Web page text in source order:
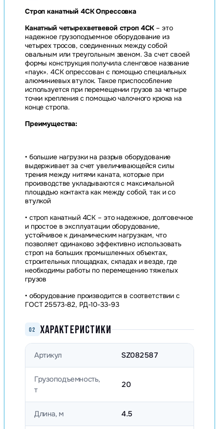
Строп канатный 4СК Опрессовка
Канатный четырехветвевой строп 4СК – это
надежное грузоподъемное оборудование из
четырех тросов, соединенных между собой
овальным или треугольным звеном. За счет своей
формы конструкция получила сленговое название
«паук». 4СК опрессован с помощью специальных
алюминиевых втулок. Такое приспособление
используется при перемещении грузов за четыре
точки крепления с помощью чалочного крюка на
конце стропа.
Преимущества:
• большие нагрузки на разрыв оборудование
выдерживает за счет увеличивающейся силы
трения между нитями каната, которые при
производстве укладываются с максимальной
площадью контакта как между собой, так и со
втулкой
• строп канатный 4СК – это надежное, долговечное
и простое в эксплуатации оборудование,
устойчивое к динамическим нагрузкам, что
позволяет одинаково эффективно использовать
строп на больших промышленных объектах,
строительных площадках, складах и везде, где
необходимы работы по перемещению тяжелых
грузов
• оборудование производится в соответствии с
ГОСТ 25573-82, РД-10-33-93
02 ХАРАКТЕРИСТИКИ
Артикул SZ082587
Грузоподъемность,
т
20
Длина, м 4.5